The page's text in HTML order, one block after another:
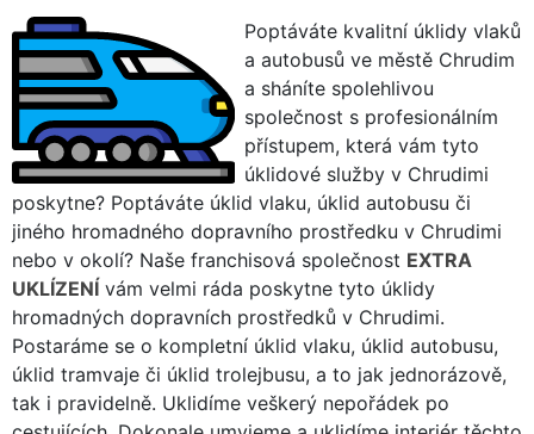
Poptáváte kvalitní úklidy vlaků
a autobusů ve městě Chrudim
a sháníte spolehlivou
společnost s profesionálním
přístupem, která vám tyto
úklidové služby v Chrudimi
poskytne? Poptáváte úklid vlaku, úklid autobusu či
jiného hromadného dopravního prostředku v Chrudimi
nebo v okolí? Naše franchisová společnost EXTRA
UKLÍZENÍ vám velmi ráda poskytne tyto úklidy
hromadných dopravních prostředků v Chrudimi.
Postaráme se o kompletní úklid vlaku, úklid autobusu,
úklid tramvaje či úklid trolejbusu, a to jak jednorázově,
tak i pravidelně. Uklidíme veškerý nepořádek po